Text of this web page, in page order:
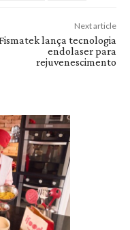
Next article
lança tecnologia
endolaser para
rejuvenescimento